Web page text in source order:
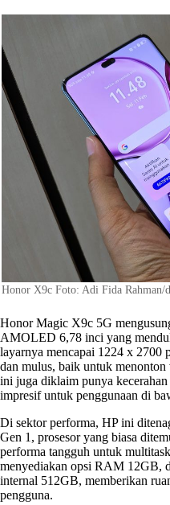
Honor X9c Foto: Adi Fida
Honor Magic X9c 5G
AMOLED 6,78 inci yang
layarnya mencapai 1224 x 2700
dan mulus, baik untuk
ini juga diklaim punya
impresif untuk penggunaan di
Di sektor performa, HP ini
Gen 1, prosesor yang biasa
performa tangguh untuk
menyediakan opsi RAM 12GB,
internal 512GB, memberikan
pengguna.